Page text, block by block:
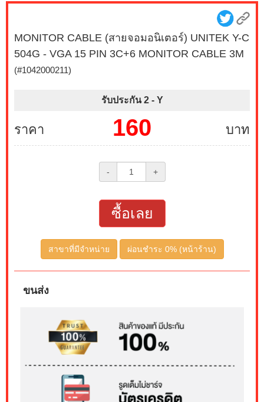
MONITOR CABLE (สายจอมอนิเตอร์) UNITEK Y-C
504G - VGA 15 PIN 3C+6 MONITOR CABLE 3M
(#1042000211)
รับประกัน 2 - Y
ราคา บาท
160
- +
ซื้อเลย
สาขาที่มีจำหน่าย ผ่อนชำระ 0% (หน้าร้าน)
ขนส่ง